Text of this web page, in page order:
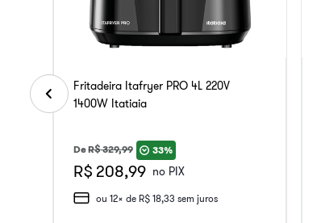
Fritadeira Itafryer PRO 4L 220V
1400W Itatiaia
DeR$329,99 33%
R$ 208,99 no PIX
ou 12x de R$ 18,33 sem juros